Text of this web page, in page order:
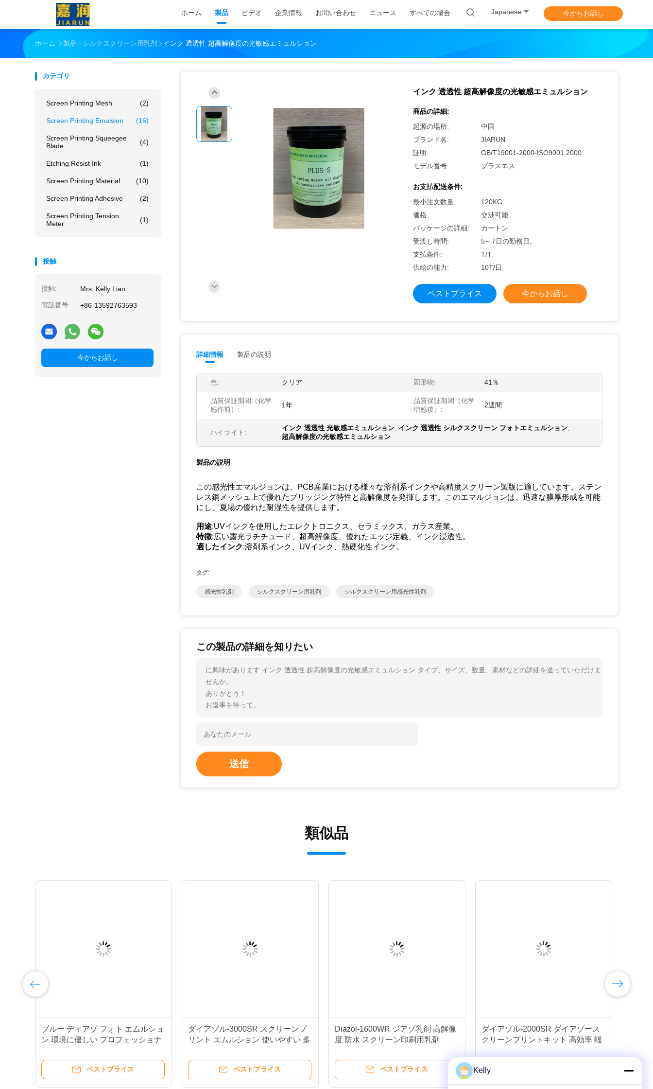
ホーム 製品 ビデオ 企業情報 お問い合わせ ニュース すべての場合 Japanese 今からお話し
ホーム 製品 シルクスクリーン用乳剤 インク 透透性 超高解像度の光敏感エミュルション
カテゴリ
Screen Printing Mesh (2)
Screen Printing Emulsion (16)
Screen Printing Squeegee
Blade
(4)
Etching Resist Ink (1)
Screen Printing Material (10)
Screen Printing Adhesive (2)
Screen Printing Tension
Meter
(1)
接触
接触: Mrs. Kelly Liao
電話番号: +86-13592763593
今からお話し
インク 透透性 超高解像度の光敏感エミュルション
商品の詳細:
起源の場所:
中国
ブランド名:
JIARUN
証明:
GB/T19001-2000-ISO9001:2000
モデル番号:
プラスエス
お支払配送条件:
最小注文数量:
120KG
価格:
交渉可能
パッケージの詳細:
カートン
受渡し時間:
5～7日の勤務日。
支払条件:
T/T
供給の能力:
10T/日
ベストプライス 今からお話し
詳細情報 製品の説明
色: クリア 固形物: 41％
品質保証期間（化学
感作前）:
1年
品質保証期間（化学
増感後）:
2週間
ハイライト:
インク 透透性 光敏感エミュルション インク 透透性 シルクスクリーン フォトエミュルション
超高解像度の光敏感エミュルション
製品の説明
この感光性エマルジョンは、PCB産業における様々な溶剤系インクや高精度スクリーン製版に適しています。ステン
レス鋼メッシュ上で優れたブリッジング特性と高解像度を発揮します。このエマルジョンは、迅速な膜厚形成を可能
にし、夏場の優れた耐湿性を提供します。
用途:UVインクを使用したエレクトロニクス、セラミックス、ガラス産業。
特徴:広い露光ラチチュード、超高解像度、優れたエッジ定義、インク浸透性。
適したインク:溶剤系インク、UVインク、熱硬化性インク。
タグ:
感光性乳剤 シルクスクリーン用乳剤 シルクスクリーン用感光性乳剤
この製品の詳細を知りたい
に興味があります インク 透透性 超高解像度の光敏感エミュルション タイプ、サイズ、数量、素材などの詳細を送っていただけま
せんか。
ありがとう！
お返事を待って。
送信
類似品
ブルー ディアゾ フォト エムルショ
ン 環境に優しい プロフェッショナ
ベストプライス
ダイアゾル-3000SR スクリーンプ
リント エムルション 使いやすい 多
ベストプライス
Diazol-1600WR ジアゾ乳剤 高解像
度 防水 スクリーン印刷用乳剤
ベストプライス
ダイアゾル-2000SR ダイアゾース
クリーンプリントキット 高効率 幅
Kelly